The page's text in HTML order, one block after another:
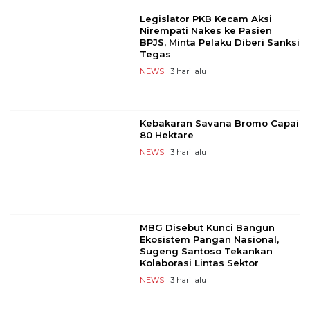
Legislator PKB Kecam Aksi
Nirempati Nakes ke Pasien
BPJS, Minta Pelaku Diberi Sanksi
Tegas
NEWS| 3 hari lalu
Kebakaran Savana Bromo Capai
80 Hektare
NEWS| 3 hari lalu
MBG Disebut Kunci Bangun
Ekosistem Pangan Nasional,
Sugeng Santoso Tekankan
Kolaborasi Lintas Sektor
NEWS| 3 hari lalu